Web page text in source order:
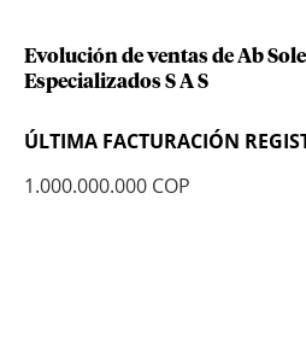
Evolución de ventas de Ab
Especializados S A S
ÚLTIMA FACTURACIÓN
1.000.000.000 COP